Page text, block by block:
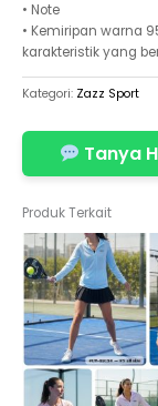
• Note
• Kemiripan warna
karakteristik yang
Kategori: Zazz Sport
Tanya
Produk Terkait